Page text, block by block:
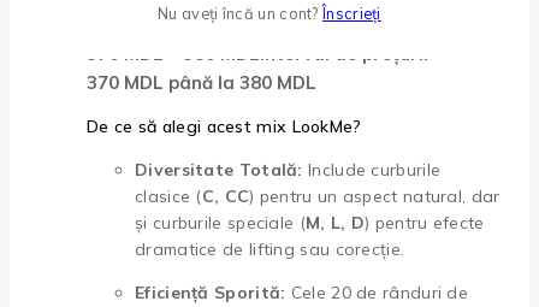
Rinduri Extensii Gene- LookMe
370 MDL 380 MDLInterval de prețuri:
370 MDL până la 380 MDL
De ce să alegi acest mix LookMe?
Diversitate Totală: Include curburile
clasice (C, CC) pentru un aspect natural, dar
și curburile speciale (M, L, D) pentru efecte
dramatice de lifting sau corecție.
Eficiență Sporită: Cele 20 de rânduri de
Nu aveți încă un cont?Înscrieți